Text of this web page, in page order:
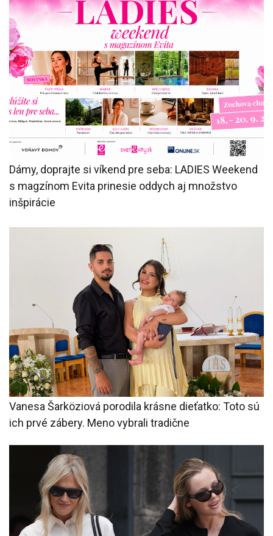
Dámy, doprajte si víkend pre seba: LADIES Weekend
s magzínom Evita prinesie oddych aj množstvo
inšpirácie
Vanesa Šarköziová porodila krásne dieťatko: Toto sú
ich prvé zábery. Meno vybrali tradične